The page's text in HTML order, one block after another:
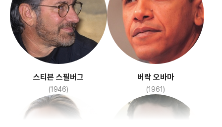
E.T.
(1982)
스티븐 스필버그
(1946)
버락 오바마
(1961)